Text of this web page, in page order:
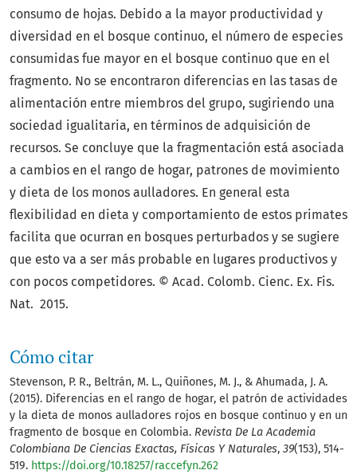
Cómo citar
Stevenson, P. R., Beltrán, M. L., Quiñones, M. J., & Ahumada, J. A.
(2015). Diferencias en el rango de hogar, el patrón de actividades
y la dieta de monos aulladores rojos en bosque continuo y en un
fragmento de bosque en Colombia. Revista De La Academia
Colombiana De Ciencias Exactas, Físicas Y Naturales, 39(153), 514-
519. https://doi.org/10.18257/raccefyn.262
consumo de hojas. Debido a la mayor productividad y
diversidad en el bosque continuo, el número de especies
consumidas fue mayor en el bosque continuo que en el
fragmento. No se encontraron diferencias en las tasas de
alimentación entre miembros del grupo, sugiriendo una
sociedad igualitaria, en términos de adquisición de
recursos. Se concluye que la fragmentación está asociada
a cambios en el rango de hogar, patrones de movimiento
y dieta de los monos aulladores. En general esta
flexibilidad en dieta y comportamiento de estos primates
facilita que ocurran en bosques perturbados y se sugiere
que esto va a ser más probable en lugares productivos y
con pocos competidores. © Acad. Colomb. Cienc. Ex. Fis.
Nat. 2015.